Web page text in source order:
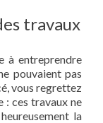
travaux
à entreprendre
pouvaient pas
vous regrettez
: ces travaux ne
la